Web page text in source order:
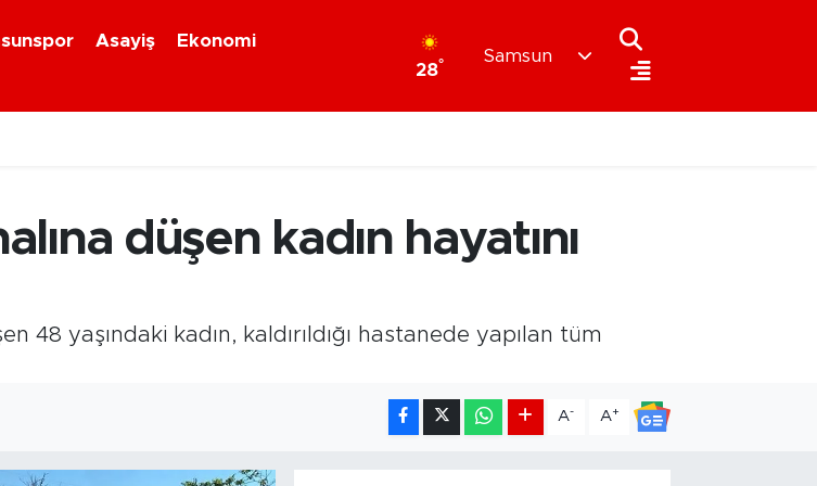
Asayiş
Ekonomi
28°
Samsun
düşen kadın hayatını
48 yaşındaki kadın, kaldırıldığı hastanede yapılan tüm
A- A+